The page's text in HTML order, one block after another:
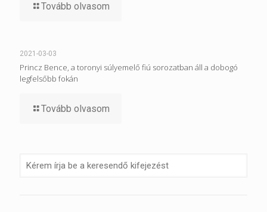
Tovább olvasom
2021-03-03
Princz Bence, a toronyi súlyemelő fiú sorozatban áll a dobogó
legfelsőbb fokán
Tovább olvasom